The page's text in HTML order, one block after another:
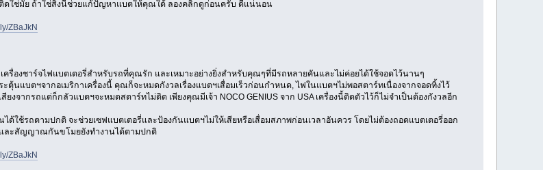
ใช่มั้ย ถ้าใช่สิ่งนี้ช่วยแก้ปัญหาแบตให้คุณใด้ ลองคลิ๊กดูก่อนครับ ดีแน่นอน
ZBaJkN
เครื่องชาร์จไฟแบตเตอรี่สำหรับรถที่คุณรัก และเหมาะอย่างยิ่งสำหรับคุณๆที่มีรถหลายคันและไม่ค่อยได้ใช้จอดไว้นานๆ
ะตุ้นแบตฯจากอเมริกาเครื่องนี้ คุณก็จะหมดกังวลเรื่องแบตฯเสื่อมเร็วก่อนกำหนด, ไฟในแบตฯไม่พอสตาร์ทเนื่องจากจอดทิ้งไว้
ยงจากรถแต่ก็กลัวแบตฯจะหมดสตาร์ทไม่ติด เพียงคุณมีเจ้า NOCO GENIUS จาก USA เครื่องนี้ติดตัวไว้ก็ไม่จำเป็นต้องกังวลอีก
ได้ใช้รถตามปกติ จะช่วยเซฟแบตเตอรี่และป้องกันแบตฯไม่ให้เสียหรือเสื่อมสภาพก่อนเวลาอันควร โดยไม่ต้องถอดแบตเตอรี่ออก
ละสัญญาณกันขโมยยังทำงานได้ตามปกติ
ZBaJkN